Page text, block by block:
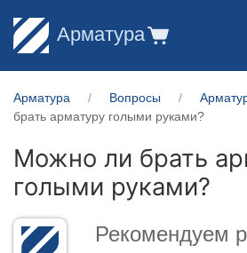
Арматура
Арматура Вопросы
брать арматуру голыми руками?
Можно ли брать
голыми руками?
Рекомендуем